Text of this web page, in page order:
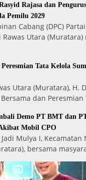
Rajasa dan
Pemilu 2029
Cabang (DPC)
Rawas Utara
Tata Kelola
Utara (Muratara), H.
dan Peresmian
Demo PT BMT dan
Mobil CPO
Mulya I,
bersama